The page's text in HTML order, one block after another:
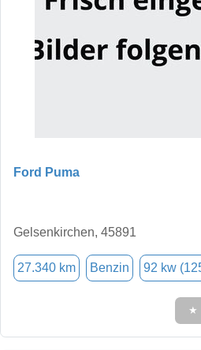
Ford Puma
Gelsenkirchen, 45891
27.340 km Benzin 92 kw
★